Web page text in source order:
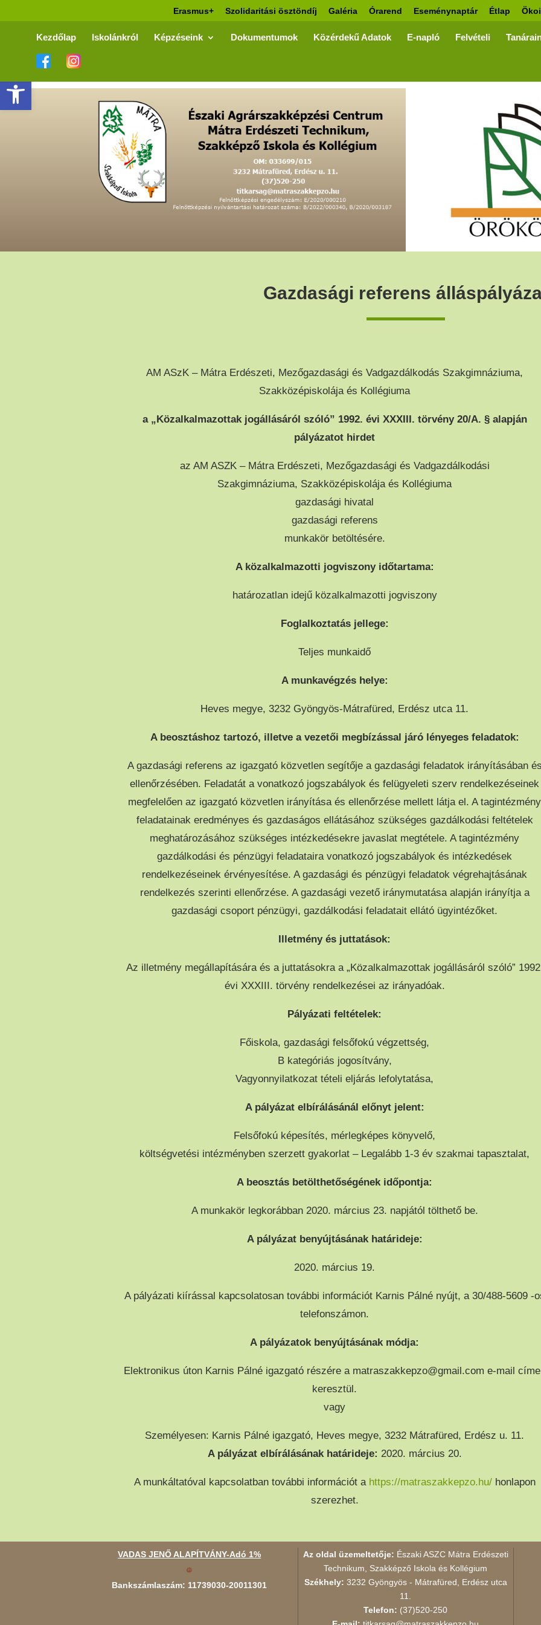
Eszköztár megnyitása
Erasmus+ Szolidaritási ösztöndíj Galéria Órarend Eseménynaptár Étlap
Kezdőlap Iskolánkról Képzéseink Dokumentumok Közérdekű Adatok E-napló Felvételi
Gazdasági referens
AM ASzK – Mátra Erdészeti, Mezőgazdasági és Vadgazdálkodás Szakgimnáziuma,
Szakközépiskolája és Kollégiuma
a „Közalkalmazottak jogállásáról szóló” 1992. évi XXXIII. törvény 20/A. § alapján
pályázatot hirdet
az AM ASZK – Mátra Erdészeti, Mezőgazdasági és Vadgazdálkodási
Szakgimnáziuma, Szakközépiskolája és Kollégiuma
gazdasági hivatal
gazdasági referens
munkakör betöltésére.
A közalkalmazotti jogviszony időtartama:
határozatlan idejű közalkalmazotti jogviszony
Foglalkoztatás jellege:
Teljes munkaidő
A munkavégzés helye:
Heves megye, 3232 Gyöngyös-Mátrafüred, Erdész utca 11.
A beosztáshoz tartozó, illetve a vezetői megbízással járó lényeges feladatok:
A gazdasági referens az igazgató közvetlen segítője a gazdasági feladatok irányításában
ellenőrzésében. Feladatát a vonatkozó jogszabályok és felügyeleti szerv rendelkezéseinek
megfelelően az igazgató közvetlen irányítása és ellenőrzése mellett látja el. A tagintézmény
feladatainak eredményes és gazdaságos ellátásához szükséges gazdálkodási feltételek
meghatározásához szükséges intézkedésekre javaslat megtétele. A tagintézmény
gazdálkodási és pénzügyi feladataira vonatkozó jogszabályok és intézkedések
rendelkezéseinek érvényesítése. A gazdasági és pénzügyi feladatok végrehajtásának
rendelkezés szerinti ellenőrzése. A gazdasági vezető iránymutatása alapján irányítja a
gazdasági csoport pénzügyi, gazdálkodási feladatait ellátó ügyintézőket.
Illetmény és juttatások:
Az illetmény megállapítására és a juttatásokra a „Közalkalmazottak jogállásáról szóló”
évi XXXIII. törvény rendelkezései az irányadóak.
Pályázati feltételek:
Főiskola, gazdasági felsőfokú végzettség,
B kategóriás jogosítvány,
Vagyonnyilatkozat tételi eljárás lefolytatása,
A pályázat elbírálásánál előnyt jelent:
Felsőfokú képesítés, mérlegképes könyvelő,
költségvetési intézményben szerzett gyakorlat – Legalább 1-3 év szakmai tapasztalat,
A beosztás betölthetőségének időpontja:
A munkakör legkorábban 2020. március 23. napjától tölthető be.
A pályázat benyújtásának határideje:
2020. március 19.
A pályázati kiírással kapcsolatosan további információt Karnis Pálné nyújt, a 30/488-5609 -
telefonszámon.
A pályázatok benyújtásának módja:
Elektronikus úton Karnis Pálné igazgató részére a matraszakkepzo@gmail.com e-mail
keresztül.
vagy
Személyesen: Karnis Pálné igazgató, Heves megye, 3232 Mátrafüred, Erdész u. 11.
A pályázat elbírálásának határideje: 2020. március 20.
A munkáltatóval kapcsolatban további információt a https://matraszakkepzo.hu/honlapon
szerezhet.
VADAS JENŐ ALAPÍTVÁNY-Adó 1%
Bankszámlaszám: 11739030-20011301
Az oldal üzemeltetője: Északi ASZC Mátra Erdészeti
Technikum, Szakképző Iskola és Kollégium
Székhely: 3232 Gyöngyös - Mátrafüred, Erdész utca
11.
Telefon: (37)520-250